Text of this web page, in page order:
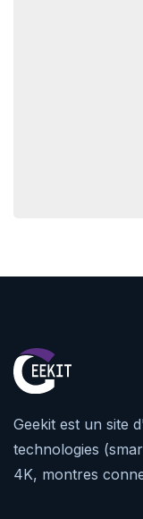
Geekit est un site
technologies
4K, montres